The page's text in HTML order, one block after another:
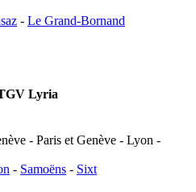
- Le Grand-Bornand
Lyria
- Paris et Genève - Lyon -
- Samoëns - Sixt